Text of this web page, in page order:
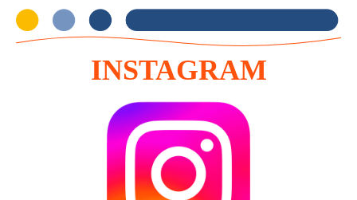
INSTAGRAM